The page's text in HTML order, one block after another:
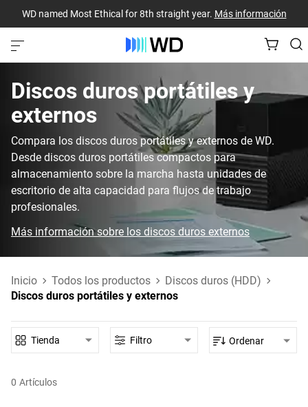
WD named Most Ethical for 8th straight year. Más información
Discos duros portátiles y
externos
Compara los discos duros portátiles y externos de WD.
Desde discos duros portátiles compactos para
almacenamiento sobre la marcha hasta unidades de
escritorio de alta capacidad para flujos de trabajo
profesionales.
Más información sobre los discos duros externos
Inicio Todos los productos
Discos duros (HDD)
Discos duros portátiles y externos
0 Artículos
Tienda Filtro Ordenar